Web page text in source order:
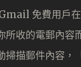
免費用戶
所收的電郵內
掃描郵件內容，